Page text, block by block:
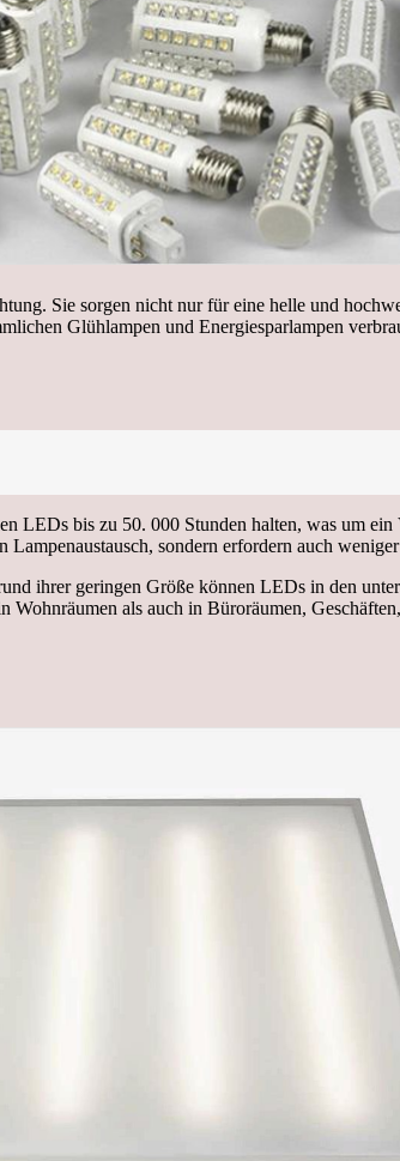
Sie sorgen nicht nur für eine helle und
Glühlampen und Energiesparlampen
bis zu 50. 000 Stunden halten, was um
sondern erfordern auch
ihrer geringen Größe können LEDs in den
als auch in Büroräumen,